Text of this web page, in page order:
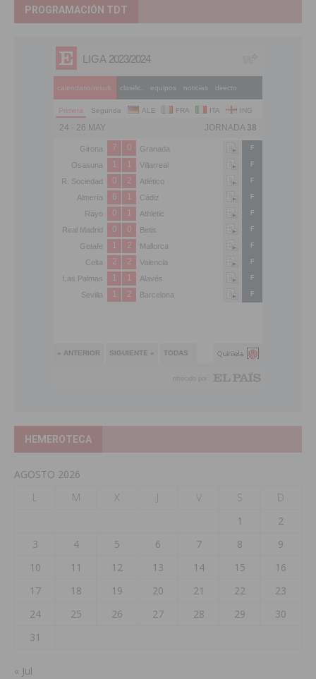
PROGRAMACIÓN TDT
HEMEROTECA
AGOSTO 2026
L
M X J V S
D
1
2
3
4 5 6 7 8
9
10
11 12 13 14 15
16
17
18 19 20 21 22
23
24
25 26 27 28 29
30
31
« Jul